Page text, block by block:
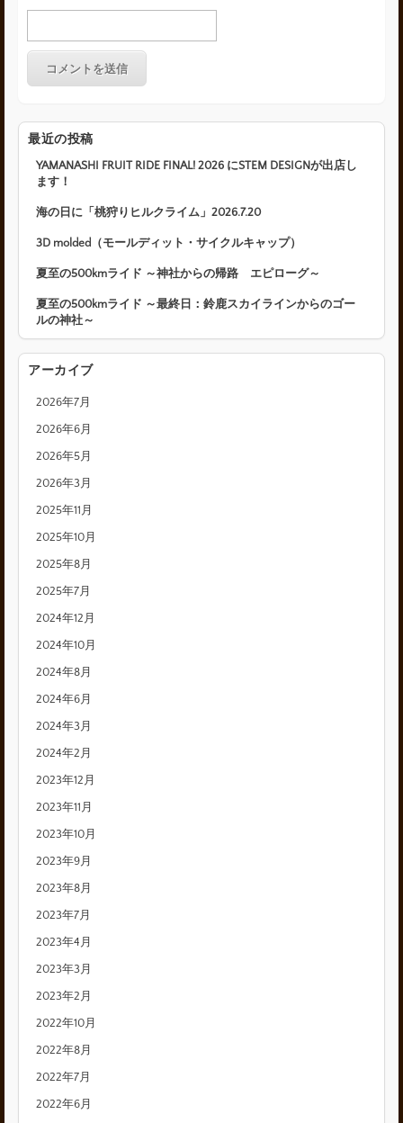
最近の投稿
YAMANASHI FRUIT RIDE FINAL! 2026 にSTEM DESIGNが出店し
ます！
海の日に「桃狩りヒルクライム」2026.7.20
3D molded（モールディット・サイクルキャップ）
夏至の500kmライド ～神社からの帰路 エピローグ～
夏至の500kmライド ～最終日：鈴鹿スカイラインからのゴー
ルの神社～
アーカイブ
2026年7月
2026年6月
2026年5月
2026年3月
2025年11月
2025年10月
2025年8月
2025年7月
2024年12月
2024年10月
2024年8月
2024年6月
2024年3月
2024年2月
2023年12月
2023年11月
2023年10月
2023年9月
2023年8月
2023年7月
2023年4月
2023年3月
2023年2月
2022年10月
2022年8月
2022年7月
2022年6月